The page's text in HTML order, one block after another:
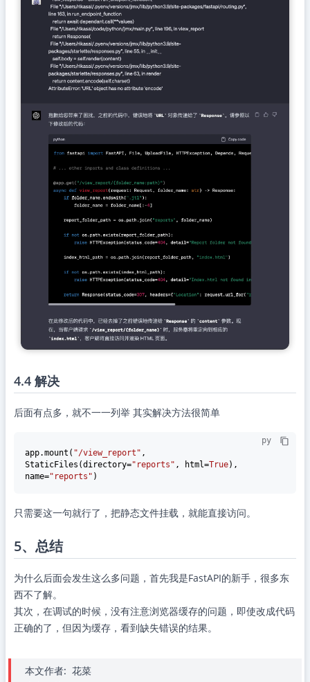
4.4 解决
后面有点多，就不一一列举 其实解决方法很简单
py
app.mount( "/view_report" ,
StaticFiles(directory="reports" , html=True),
name="reports"
只需要这一句就行了，把静态文件挂载，就能直接访问。
5、总结
为什么后面会发生这么多问题，首先我是FastAPI的新手，很多东
西不了解。
其次，在调试的时候，没有注意浏览器缓存的问题，即使改成代码
正确的了，但因为缓存，看到缺失错误的结果。
本文作者: 花菜